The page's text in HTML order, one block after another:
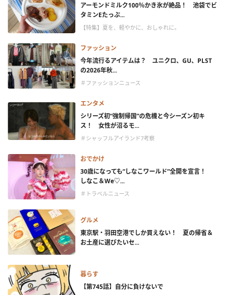
アーモンドミルク100％かき氷が絶品！ 池袋でビ
タミンEたっぷ...
【特集】夏を、軽やかに、おしゃれに。
ファッション
今年流行るアイテムは？ ユニクロ、GU、PLST
の2026年秋...
＃ファッションニュース
エンタメ
シリーズ初“強制帰国”の危機と今シーズン初キ
ス！ 女性が沼るモ...
＃シャッフルアイランド7考察
おでかけ
30歳になっても“しなこワールド”全開を宣言！
しなこ＆We♡...
＃トラベルニュース
グルメ
東京駅・羽田空港でしか買えない！ 夏の帰省＆
お土産に選びたいセ...
暮らす
【第745話】自分に負けないで